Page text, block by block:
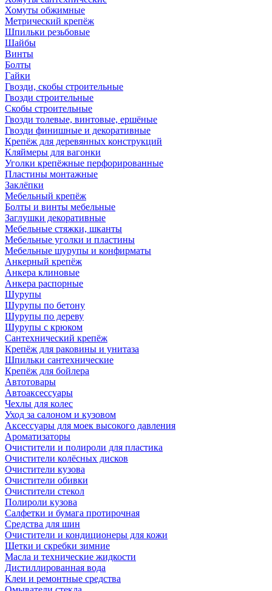
Хомуты обжимные
Метрический крепёж
Шпильки резьбовые
Шайбы
Винты
Болты
Гайки
Гвозди, скобы строительные
Гвозди строительные
Скобы строительные
Гвозди толевые, винтовые, ершёные
Гвозди финишные и декоративные
Крепёж для деревянных конструкций
Кляймеры для вагонки
Уголки крепёжные перфорированные
Пластины монтажные
Заклёпки
Мебельный крепёж
Болты и винты мебельные
Заглушки декоративные
Мебельные стяжки, шканты
Мебельные уголки и пластины
Мебельные шурупы и конфирматы
Анкерный крепёж
Анкера клиновые
Анкера распорные
Шурупы
Шурупы по бетону
Шурупы по дереву
Шурупы с крюком
Сантехнический крепёж
Крепёж для раковины и унитаза
Шпильки сантехнические
Крепёж для бойлера
Автотовары
Автоаксессуары
Чехлы для колес
Уход за салоном и кузовом
Аксессуары для моек высокого давления
Ароматизаторы
Очистители и полироли для пластика
Очистители колёсных дисков
Очистители кузова
Очистители обивки
Очистители стекол
Полироли кузова
Салфетки и бумага протирочная
Средства для шин
Очистители и кондиционеры для кожи
Щетки и скребки зимние
Масла и технические жидкости
Дистиллированная вода
Клеи и ремонтные средства